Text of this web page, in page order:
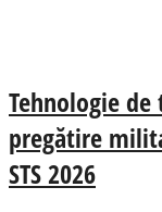
Tehnologie
pregătire
STS 2026